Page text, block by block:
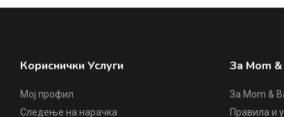
Кориснички Услуги
Мој профил
Следење на нарачка
За Mom
За Mom &
Правила и